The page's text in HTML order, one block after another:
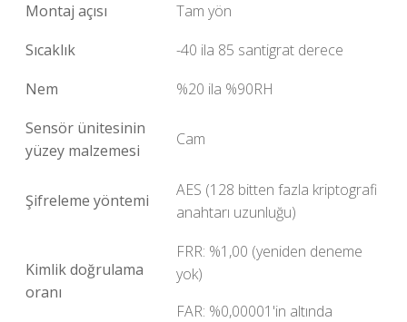
Montaj açısı
Tam yön
Sıcaklık
-40 ila 85 santigrat derece
Nem
%20 ila %90RH
Sensör ünitesinin
yüzey malzemesi
Cam
Şifreleme yöntemi
AES (128 bitten fazla kriptografi
anahtarı uzunluğu)
Kimlik doğrulama
oranı
FRR: %1,00 (yeniden deneme
yok)
FAR: %0,00001'in altında